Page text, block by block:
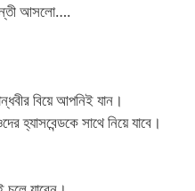
আসলো….
বিয়ে আপনিই যান।
হ্যাসবেন্ডকে সাথে নিয়ে যাবে।